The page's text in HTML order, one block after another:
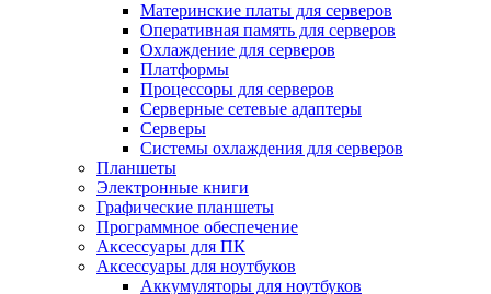
Материнские платы для серверов
Оперативная память для серверов
Охлаждение для серверов
Платформы
Процессоры для серверов
Серверные сетевые адаптеры
Серверы
Системы охлаждения для серверов
Планшеты
Электронные книги
Графические планшеты
Программное обеспечение
Аксессуары для ПК
Аксессуары для ноутбуков
Аккумуляторы для ноутбуков